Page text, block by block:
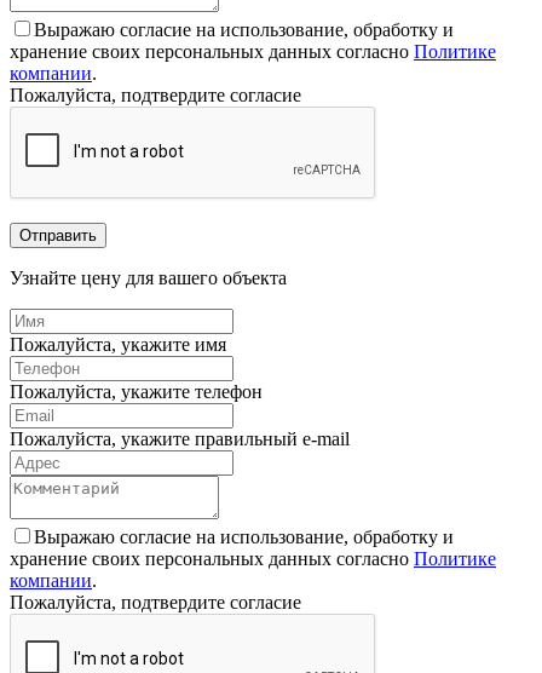
Выражаю согласие на использование, обработку и
хранение своих персональных данных согласно Политике
компании.
Пожалуйста, подтвердите согласие
Отправить
Узнайте цену для вашего объекта
Пожалуйста, укажите имя
Пожалуйста, укажите телефон
Пожалуйста, укажите правильный e-mail
Выражаю согласие на использование, обработку и
хранение своих персональных данных согласно Политике
компании.
Пожалуйста, подтвердите согласие